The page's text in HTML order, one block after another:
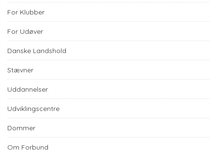
For Klubber
For Udøver
Danske Landshold
Stævner
Uddannelser
Udviklingscentre
Dommer
Om Forbund